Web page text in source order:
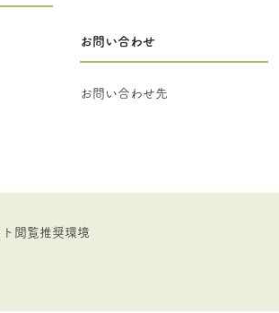
お問い合わせ
お問い合わせ先
閲覧推奨環境